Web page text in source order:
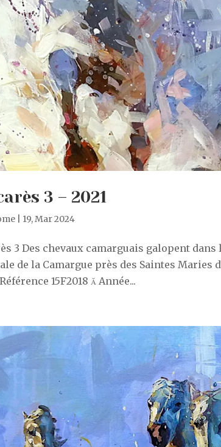
3 – 2021
19, Mar 2024
3 Des chevaux camarguais galopent
de la Camargue près des Saintes Maries
15F2018  Année...